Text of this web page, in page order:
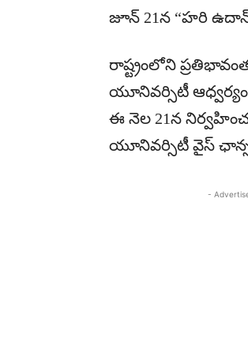
జూన్ 21న “హరి ఉదాన్
రాష్ట్రంలోని
యూనివర్సిటీ
ఈ నెల 21న
యూనివర్సిటీ వైస్
-